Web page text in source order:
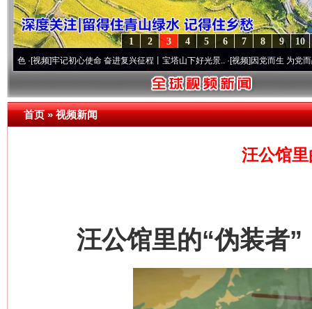
10
9
8
7
6
5
4
3
2
1
牢记初心使命 奋进复兴征程丨宝塔山下好光景..·[视频]因党而生 为党而战——百年
首页»视频新闻
汪公馆
汪公馆里的“伪装者”